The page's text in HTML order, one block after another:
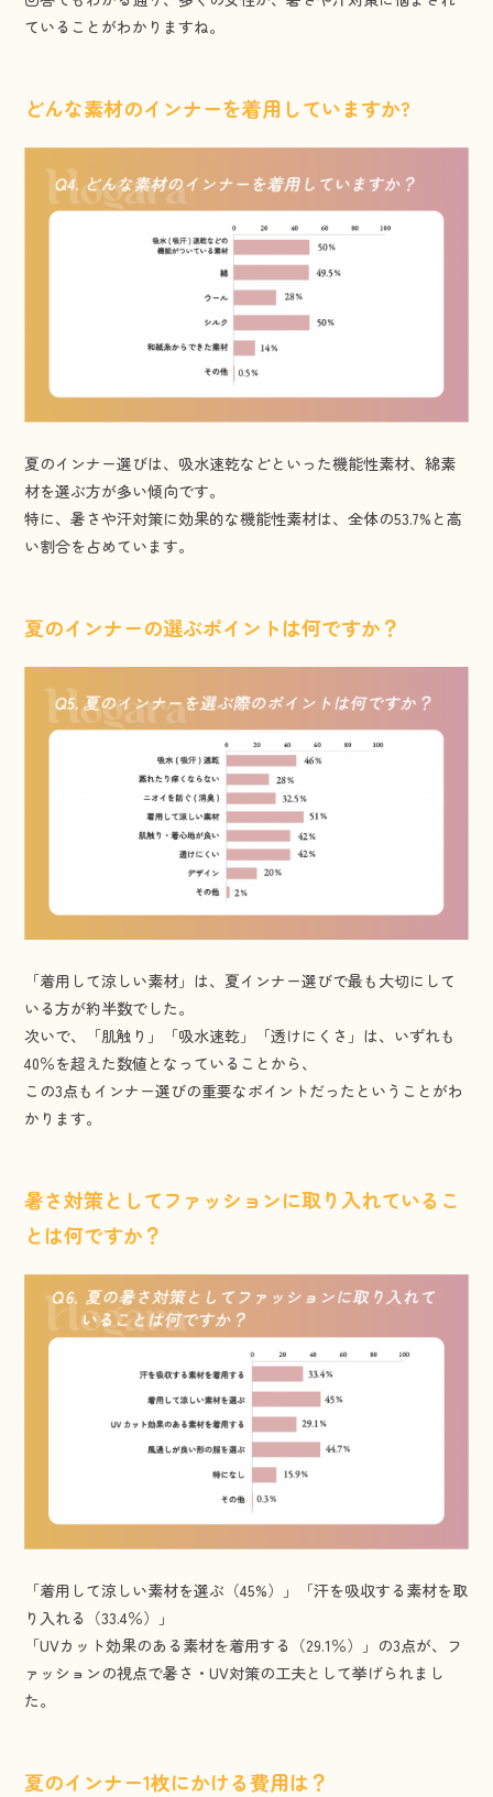
ていることがわかりますね。
どんな素材のインナーを着用していますか?
夏のインナー選びは、吸水速乾などといった機能性素材、綿素
材を選ぶ方が多い傾向です。
特に、暑さや汗対策に効果的な機能性素材は、全体の53.7%と高
い割合を占めています。
夏のインナーの選ぶポイントは何ですか？
「着用して涼しい素材」は、夏インナー選びで最も大切にして
いる方が約半数でした。
次いで、「肌触り」「吸水速乾」「透けにくさ」は、いずれも
40％を超えた数値となっていることから、
この3点もインナー選びの重要なポイントだったということがわ
かります。
暑さ対策としてファッションに取り入れているこ
とは何ですか？
「着用して涼しい素材を選ぶ（45%）」「汗を吸収する素材を取
り入れる（33.4％）」
「UVカット効果のある素材を着用する（29.1％）」の3点が、フ
ァッションの視点で暑さ・UV対策の工夫として挙げられまし
た。
夏のインナー1枚にかける費用は？